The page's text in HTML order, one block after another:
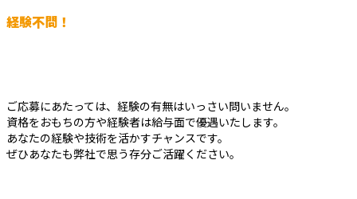
経験不問！
ご応募にあたっては、経験の有無はいっさい問いません。
資格をおもちの方や経験者は給与面で優遇いたします。
あなたの経験や技術を活かすチャンスです。
ぜひあなたも弊社で思う存分ご活躍ください。